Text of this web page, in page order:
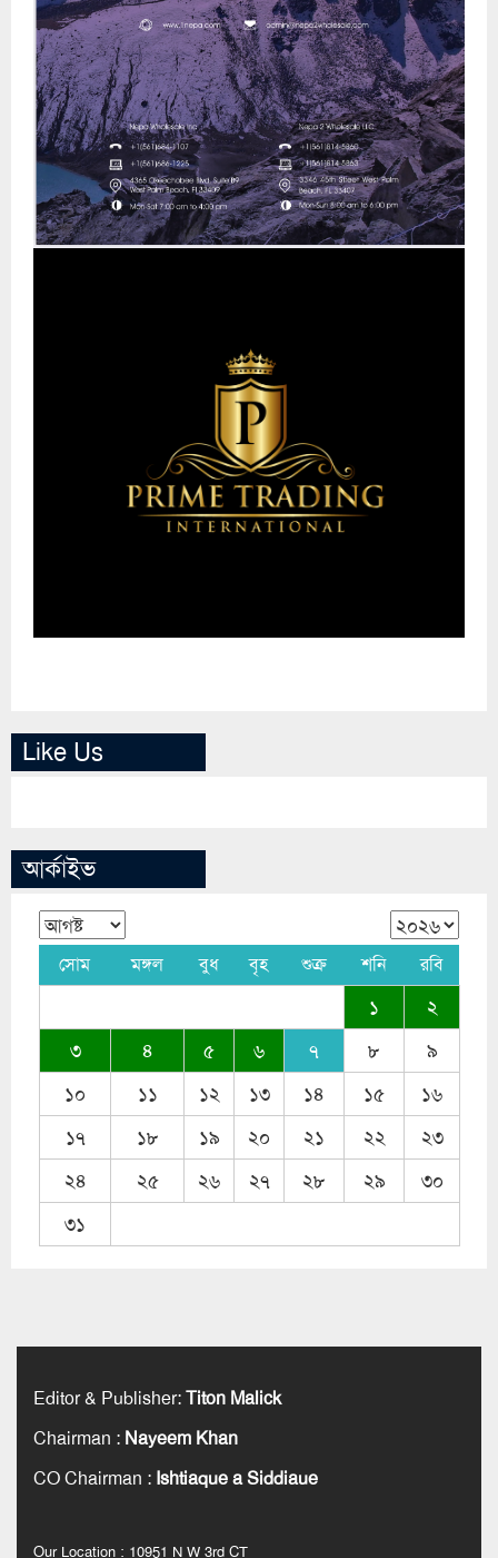
Like Us
আর্কাইভ
সোম মঙ্গল বুধ বৃহ শুক্র শনি রবি
১
২
৩
৪ ৫ ৬ ৭ ৮
৯
১০
১১ ১২ ১৩ ১৪ ১৫
১৬
১৭
১৮ ১৯ ২০ ২১ ২২
২৩
২৪
২৫ ২৬ ২৭ ২৮ ২৯
৩০
৩১
Editor & Publisher:Titon Malick
Chairman : Nayeem Khan
CO Chairman : Ishtiaque a Siddiaue
Our Location : 10951 N W 3rd CT